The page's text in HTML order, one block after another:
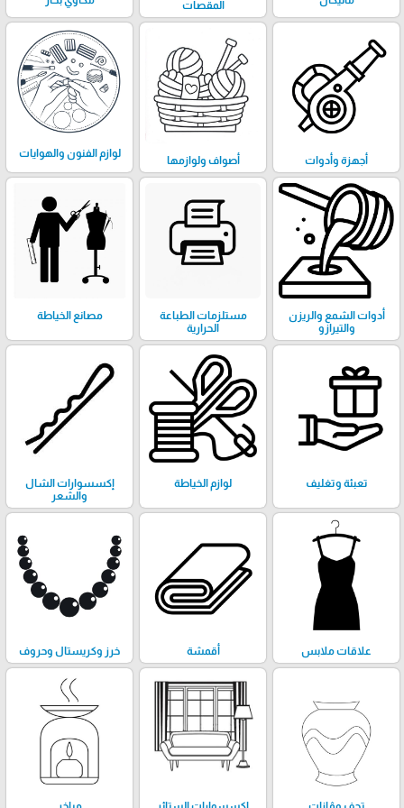
المقصات
أجهزة وأدوات أصواف ولوازمها
لوازم الفنون والهوايات
أدوات الشمع والريزن
والتيرازو
مستلزمات الطباعة
الحرارية
مصانع الخياطة
تعبئة وتغليف لوازم الخياطة
إكسسوارات الشال
والشعر
علاقات ملابس أقمشة خرز وكريستال وحروف